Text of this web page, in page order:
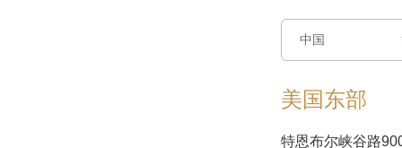
中国
美国东部
特恩布尔峡谷路